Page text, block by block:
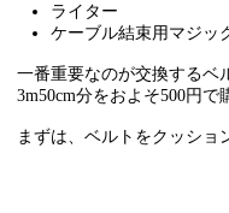
ライター
ケーブル結束用マジッ
一番重要なのが交換するベ
3m50cm分をおよそ500円
まずは、ベルトをクッショ